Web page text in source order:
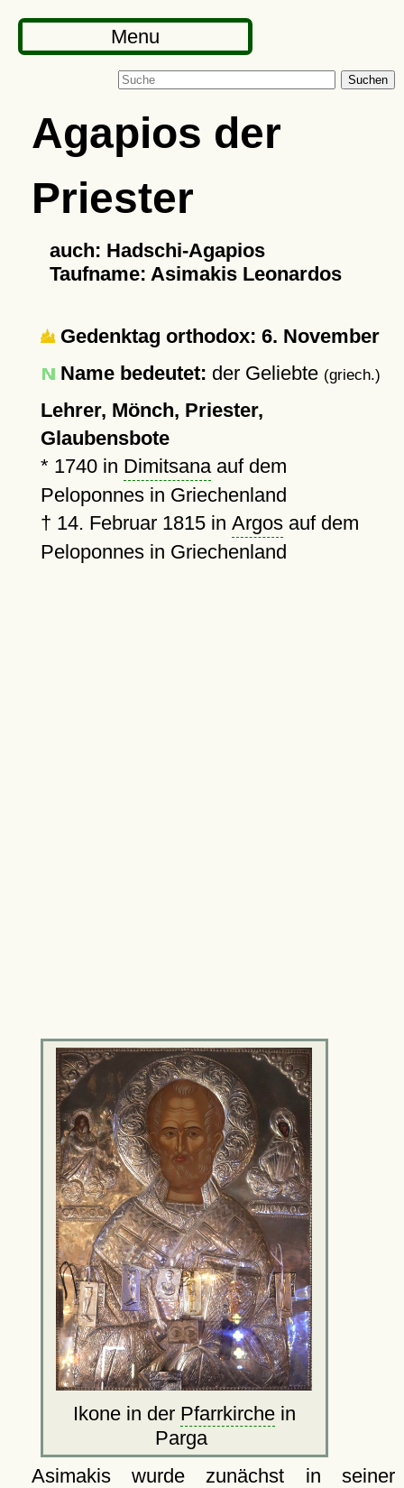
Menu
Suchen
Agapios der
Priester
auch: Hadschi-Agapios
Taufname: Asimakis Leonardos
Gedenktag orthodox: 6. November
Name bedeutet: der Geliebte (griech.)
Lehrer, Mönch, Priester,
Glaubensbote
* 1740in Dimitsanaauf dem
Peloponnes in Griechenland
† 14. Februar 1815in Argosauf dem
Peloponnes in Griechenland
Ikone in der Pfarrkirchein
Parga
Asimakis wurde zunächst in seiner